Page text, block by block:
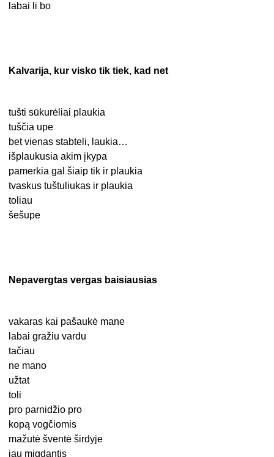
labai li bo
Kalvarija, kur visko tik tiek, kad net
tušti sūkurėliai plaukia
tuščia upe
bet vienas stabteli, laukia…
išplaukusia akim įkypa
pamerkia gal šiaip tik ir plaukia
tvaskus tuštuliukas ir plaukia
toliau
šešupe
Nepavergtas vergas baisiausias
vakaras kai pašaukė mane
labai gražiu vardu
tačiau
ne mano
užtat
toli
pro parnidžio pro
kopą vogčiomis
mažutė šventė širdyje
jau migdantis